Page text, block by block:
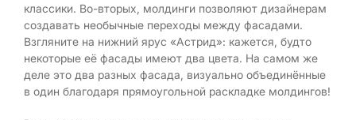
классики. Во-вторых, молдинги позволяют дизайнерам
создавать необычные переходы между фасадами.
Взгляните на нижний ярус «Астрид»: кажется, будто
некоторые её фасады имеют два цвета. На самом же
деле это два разных фасада, визуально объединённые
в один благодаря прямоугольной раскладке молдингов!